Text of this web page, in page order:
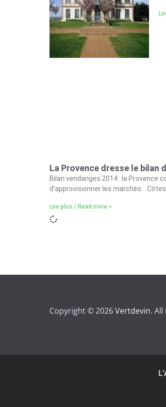
La Provence dresse le bilan
Bilan vendanges 2014 : la Provence
d’approvisionner les marchés.
Lire plus / Read more »
Copyright © 2026Vertdevin.